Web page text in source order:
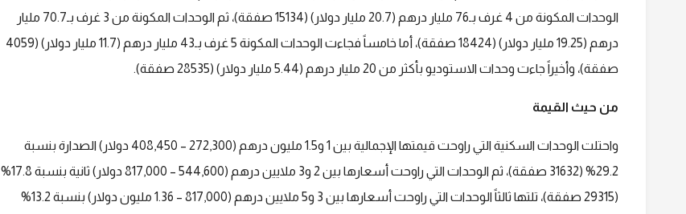
الوحدات المكونة من 4 غرف بـ76 مليار درهم (20.7 مليار دولار) (15134 صفقة)، ثم الوحدات المكونة من 3 غرف بـ70.7 مليار
درهم (19.25 مليار دولار) (18424 صفقة)، أما خامساً فجاءت الوحدات المكونة 5 غرف بـ43 مليار درهم (11.7 مليار دولار) (4059
صفقة)، وأخيراً جاءت وحدات الاستوديو بأكثر من 20 مليار درهم (5.44 مليار دولار) (28535 صفقة).
من حيث القيمة
واحتلت الوحدات السكنية التي راوحت قيمتها الإجمالية بين 1 و1.5 مليون درهم (272,300 – 408,450 دولار) الصدارة بنسبة
29.2% (31632 صفقة)، ثم الوحدات التي راوحت أسعارها بين 2 و3 ملايين درهم (544,600 – 817,000 دولار) ثانية بنسبة 17.8%
(29315 صفقة)، تلتها ثالثاً الوحدات التي راوحت أسعارها بين 3 و5 ملايين درهم (817,000 – 1.36 مليون دولار) بنسبة 13.2%